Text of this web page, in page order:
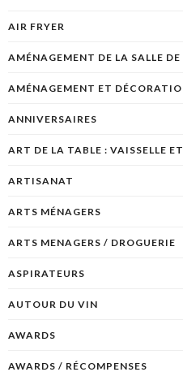
AIR FRYER
AMÉNAGEMENT DE LA SALLE
AMÉNAGEMENT ET
ANNIVERSAIRES
ART DE LA TABLE : VAISSELLE
ARTISANAT
ARTS MÉNAGERS
ARTS MENAGERS / DROGUERIE
ASPIRATEURS
AUTOUR DU VIN
AWARDS
AWARDS / RÉCOMPENSES